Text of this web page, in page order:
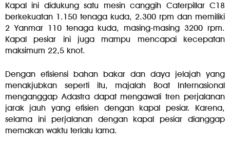
Kapal ini didukung satu mesin canggih Caterpillar C18
berkekuatan 1.150 tenaga kuda, 2.300 rpm dan memiliki
2 Yanmar 110 tenaga kuda, masing-masing 3200 rpm.
Kapal pesiar ini juga mampu mencapai kecepatan
maksimum 22,5 knot.
Dengan efisiensi bahan bakar dan daya jelajah yang
menakjubkan seperti itu, majalah Boat Internasional
menganggap Adastra dapat mengawali tren perjalanan
jarak jauh yang efisien dengan kapal pesiar. Karena,
selama ini perjalanan dengan kapal pesiar dianggap
memakan waktu terlalu lama.